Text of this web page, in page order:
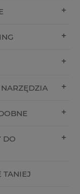
NARZĘDZIA
DO
TANIEJ